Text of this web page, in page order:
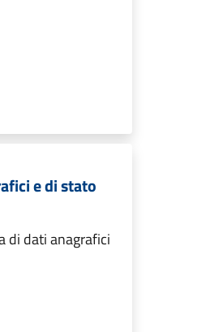
e di stato
di dati anagrafici